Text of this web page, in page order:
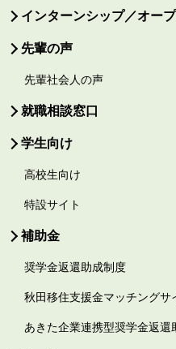
インターンシップ／オー
先輩の声
先輩社会人の声
就職相談窓口
学生向け
高校生向け
特設サイト
補助金
奨学金返還助成制度
秋田移住支援金マッチングサ
あきた企業連携型奨学金返還